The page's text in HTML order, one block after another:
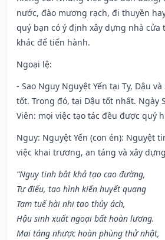
nước, đào mương rạch, đi thuyền
quý bạn có ý định xây dựng nhà cửa
khác để tiến hành.
Ngoại lệ:
- Sao Nguy Nguyệt Yến tại Tỵ, Dậu
tốt. Trong đó, tại Dậu tốt nhất. Ngày
Viên: mọi việc tạo tác đều được quý
Nguy: Nguyệt Yến (con én): Nguyệt
việc khai trương, an táng và xây
“Nguy tinh bât khả tạo cao đường,
Tự điếu, tao hình kiến huyết quang
Tam tuế hài nhi tao thủy ách,
Hậu sinh xuất ngoại bất hoàn lương.
Mai táng nhược hoàn phùng thử nhật,